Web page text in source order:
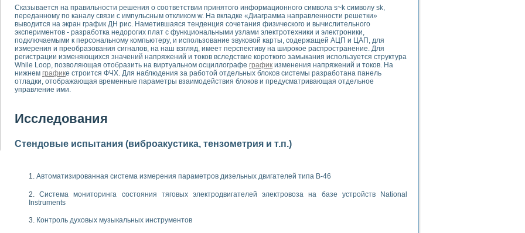
для устройства сбора данных NI USB-6009
стенда для измерения относительного остаточного электросопротивления (RRR) сверхпроводников
построения картины возбуждения комбинационных колебаний в пространстве Ван Дер Поля
показателей качества электрической энергии
управления источником питания PSP 2010 фирмы GW INSTEK
амперных характеристик солнечных модулей на базе USB-6008
нано-, фемто-, биотехнологии и мехатроника
по измерению временных характеристик реверсивных сред
комплекс на базе LabVIEW для исследования наноструктур
и оптимизации тепловой обработки биопродуктов с применением современных информационных технологий и программных средств
функциональных возможностей алгоритма полигармонической экстраполяции
экономичного виртуального полярографа на основе платы USB 6008 в среде LabVIEW
макрочастиц в упорядоченных плазменно-пылевых структурах
диагностики крови
сверхпроводящим соленоидом с биквадрантным источником тока
выпадения осадка в реальном времени
цвета модели CIE L*a*b с использованием LabVIEW
характеристик солнечных элементов и модулей
Сказывается на правильности решения о соответствии принятого информационного символа s~k символу sk,
переданному по каналу связи с импульсным откликом w. На вкладке «Диаграмма направленности решетки»
выводится на экран график ДН рис. Наметившаяся тенденция сочетания физического и вычислительного
экспериментов - разработка недорогих плат с функциональными узлами электротехники и электроники,
подключаемыми к персональному компьютеру, и использование звуковой карты, содержащей АЦП и ЦАП, для
измерения и преобразования сигналов, на наш взгляд, имеет перспективу на широкое распространение. Для
регистрации изменяющихся значений напряжений и токов вследствие короткого замыкания используется структура
While Loop, позволяющая отобразить на виртуальном осциллографе график изменения напряжений и токов. На
нижнем графике строится ФЧХ. Для наблюдения за работой отдельных блоков системы разработана панель
отладки, отображающая временные параметры взаимодействия блоков и предусматривающая отдельное
управление ими.
Исследования
Стендовые испытания (виброакустика, тензометрия и т.п.)
Автоматизированная система измерения параметров дизельных двигателей типа В-46
Система мониторинга состояния тяговых электродвигателей электровоза на базе устройств National
Instruments
Контроль духовых музыкальных инструментов